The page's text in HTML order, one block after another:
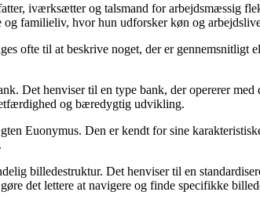
iværksætter og talsmand for arbejdsmæssig
og familieliv, hvor hun udforsker køn og
ofte til at beskrive noget, der er
Det henviser til en type bank, der opererer
og bæredygtig udvikling.
Euonymus. Den er kendt for sine
billedestruktur. Det henviser til en
det lettere at navigere og finde specifikke